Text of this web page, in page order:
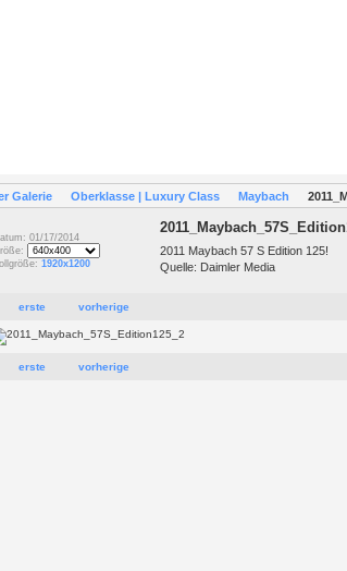
Galerie Oberklasse | Luxury Class Maybach
01/17/2014
1920x1200
2011 Maybach 57 S Edition 125!
Quelle: Daimler Media
erste vorherige
erste vorherige